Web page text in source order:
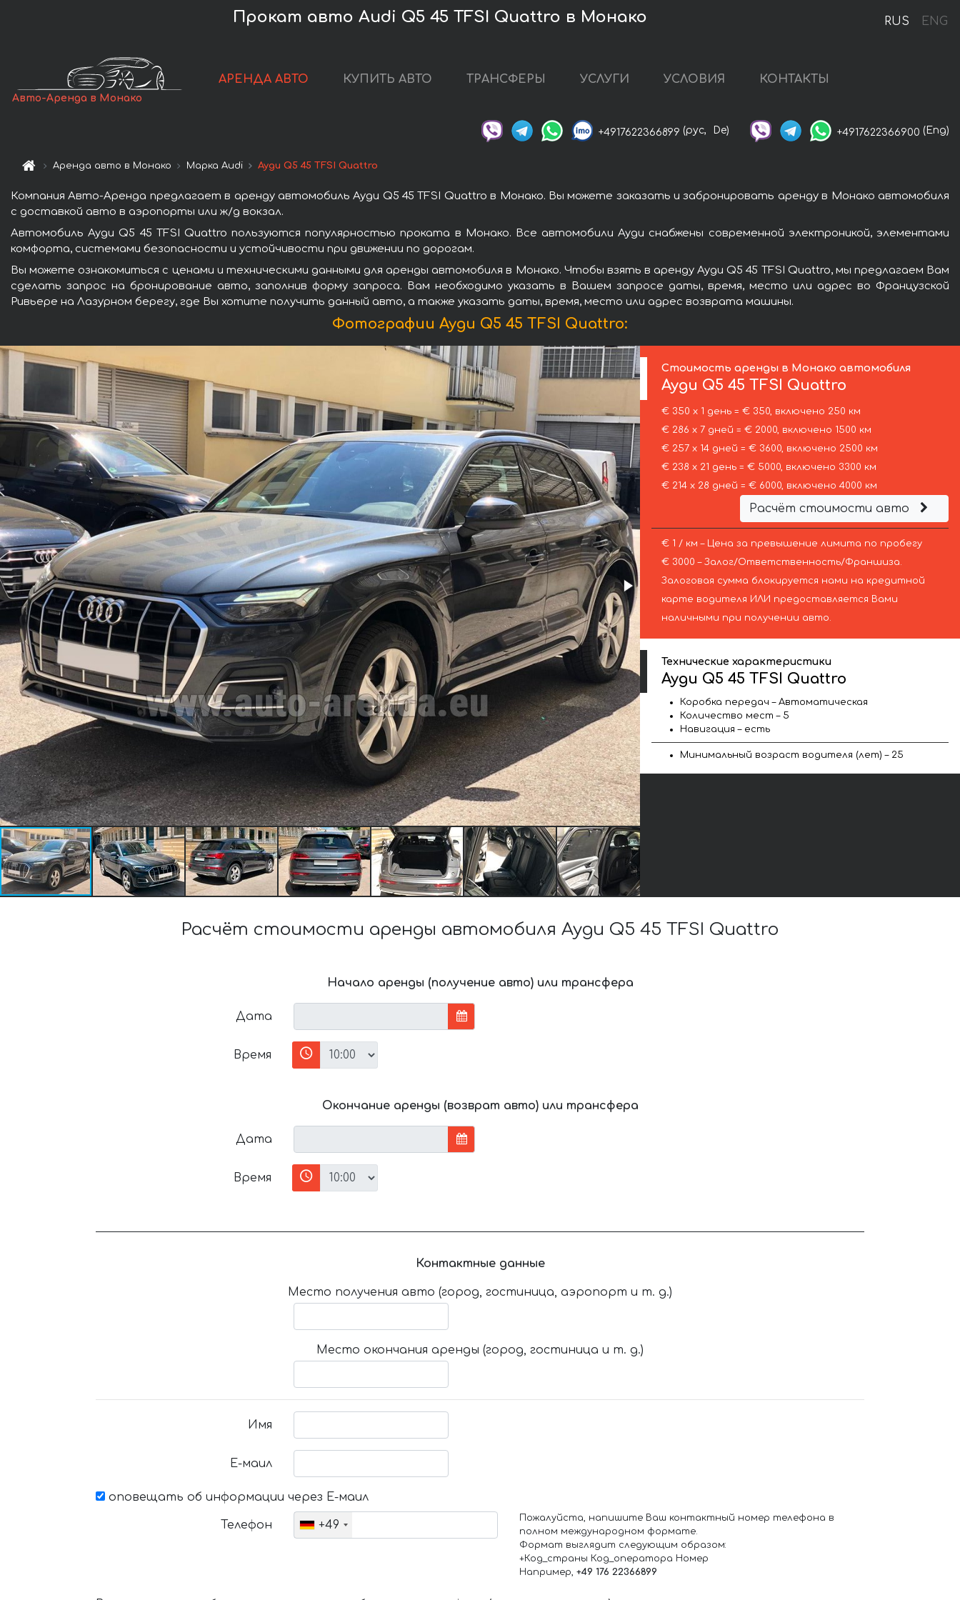
RUS ENG
Прокат авто Audi Q5 45 TFSI Quattro в Монако
Авто-Аренда в Монако
АРЕНДА АВТО КУПИТЬ АВТО ТРАНСФЕРЫ УСЛУГИ УСЛОВИЯ КОНТАКТЫ
+4917622366899 (рус, De) +4917622366900 (Eng)
Аренда авто в Монако Марка Audi Ауди Q5 45 TFSI Quattro
Компания Авто-Аренда предлагает в аренду автомобиль Ауди Q5 45 TFSI Quattro в Монако. Вы можете заказать и забронировать аренду в Монако автомобиля
с доставкой авто в аэропорты или ж/д вокзал.
Автомобиль Ауди Q5 45 TFSI Quattro пользуются популярностью проката в Монако. Все автомобили Ауди снабжены современной электроникой, элементами
комфорта, системами безопасности и устойчивости при движении по дорогам.
Вы можете ознакомиться с ценами и техническими данными для аренды автомобиля в Монако. Чтобы взять в аренду Ауди Q5 45 TFSI Quattro, мы предлагаем Вам
сделать запрос на бронирование авто, заполнив форму запроса. Вам необходимо указать в Вашем запросе даты, время, место или адрес во Французской
Ривьере на Лазурном берегу, где Вы хотите получить данный авто, а также указать даты, время, место или адрес возврата машины.
Фотографии Ауди Q5 45 TFSI Quattro:
Стоимость аренды в Монако автомобиля
Ауди Q5 45 TFSI Quattro
€ 350 х 1 день = € 350, включено 250 км
€ 286 х 7 дней = € 2000, включено 1500 км
€ 257 х 14 дней = € 3600, включено 2500 км
€ 238 х 21 день = € 5000, включено 3300 км
€ 214 х 28 дней = € 6000, включено 4000 км
Расчёт стоимости авто
€ 1 / км – Цена за превышение лимита по пробегу
€ 3000 – Залог/Ответственность/Франшиза.
Залоговая сумма блокируется нами на кредитной
карте водителя ИЛИ предоставляется Вами
наличными при получении авто.
Технические характеристики
Ауди Q5 45 TFSI Quattro
Коробка передач – Автоматическая
Количество мест – 5
Навигация – есть
Минимальный возраст водителя (лет) – 25
Расчёт стоимости аренды автомобиля Ауди Q5 45 TFSI Quattro
Начало аренды (получение авто) или трансфера
Дата
Время
Окончание аренды (возврат авто) или трансфера
Дата
Время
Контактные данные
Место получения авто (город, гостиница, аэропорт и т. д.)
Место окончания аренды (город, гостиница и т. д.)
Имя
Е-маил
оповещать об информации через Е-маил
Телефон +49
Пожалуйста, напишите Ваш контактный номер телефона в
полном международном формате.
Формат выглядит следующим образом:
+Код_страны Код_оператора Номер
Например, +49 176 22366899